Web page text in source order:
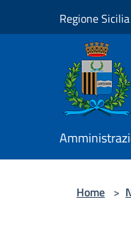
Regione Sicilia
Home >